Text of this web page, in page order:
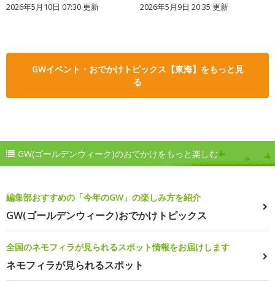
2026年5月10日 07:30 更新 2026年5月9日 20:35 更新
GWイベント・おでかけトピックス【東海】をもっと見
る
GW(ゴールデンウィーク)のおでかけをもっと楽しむ
編集部おすすめの「今年のGW」の楽しみ方を紹介
GW(ゴールデンウィーク)おでかけトピックス
全国のネモフィラが見られるスポット情報をお届けします
ネモフィラが見られるスポット